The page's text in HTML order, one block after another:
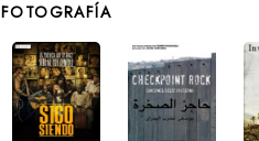
FOTOGRAFÍA